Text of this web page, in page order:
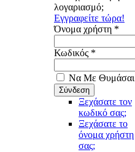
λογαριασμό;
Εγγραφείτε τώρα!
Όνομα χρήστη *
Κωδικός *
Να Με Θυμάσαι
Ξεχάσατε τον
κωδικό σας;
Ξεχάσατε το
όνομα χρήστη
σας;